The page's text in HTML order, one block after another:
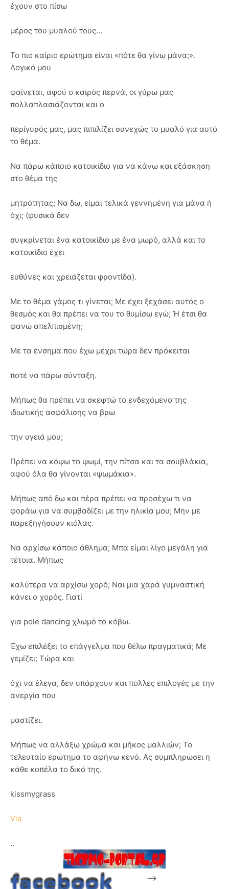
έχουν στο πίσω
μέρος του μυαλού τους…
Το πιο καίριο ερώτημα είναι «πότε θα γίνω μάνα;».
Λογικό μου
φαίνεται, αφού ο καιρός περνά, οι γύρω μας
πολλαπλασιάζονται και ο
περίγυρός μας, μας πιπιλίζει συνεχώς το μυαλό για αυτό
το θέμα.
Να πάρω κάποιο κατοικίδιο για να κάνω και εξάσκηση
στο θέμα της
μητρότητας; Να δω, είμαι τελικά γεννημένη για μάνα ή
όχι; (φυσικά δεν
συγκρίνεται ένα κατοικίδιο με ένα μωρό, αλλά και το
κατοικίδιο έχει
ευθύνες και χρειάζεται φροντίδα).
Με το θέμα γάμος τι γίνεται; Με έχει ξεχάσει αυτός ο
θεσμός και θα πρέπει να του το θυμίσω εγώ; Ή έτσι θα
φανώ απελπισμένη;
Με τα ένσημα που έχω μέχρι τώρα δεν πρόκειται
ποτέ να πάρω σύνταξη.
Μήπως θα πρέπει να σκεφτώ το ενδεχόμενο της
ιδιωτικής ασφάλισης να βρω
την υγειά μου;
Πρέπει να κόψω το ψωμί, την πίτσα και τα σουβλάκια,
αφού όλα θα γίνονται «ψωμάκια».
Μήπως από δω και πέρα πρέπει να προσέχω τι να
φοράω για να συμβαδίζει με την ηλικία μου; Μην με
παρεξηγήσουν κιόλας.
Να αρχίσω κάποιο άθλημα; Μπα είμαι λίγο μεγάλη για
τέτοια. Μήπως
καλύτερα να αρχίσω χορό; Ναι μια χαρά γυμναστική
κάνει ο χορός. Γιατί
για pole dancing χλωμό το κόβω.
Έχω επιλέξει το επάγγελμα που θέλω πραγματικά; Με
γεμίζει; Τώρα και
όχι να έλεγα, δεν υπάρχουν και πολλές επιλογές με την
ανεργία που
μαστίζει.
Μήπως να αλλάξω χρώμα και μήκος μαλλιών; Το
τελευταίο ερώτημα το αφήνω κενό. Ας συμπληρώσει η
κάθε κοπέλα το δικό της.
kissmygrass
Via
..
-->